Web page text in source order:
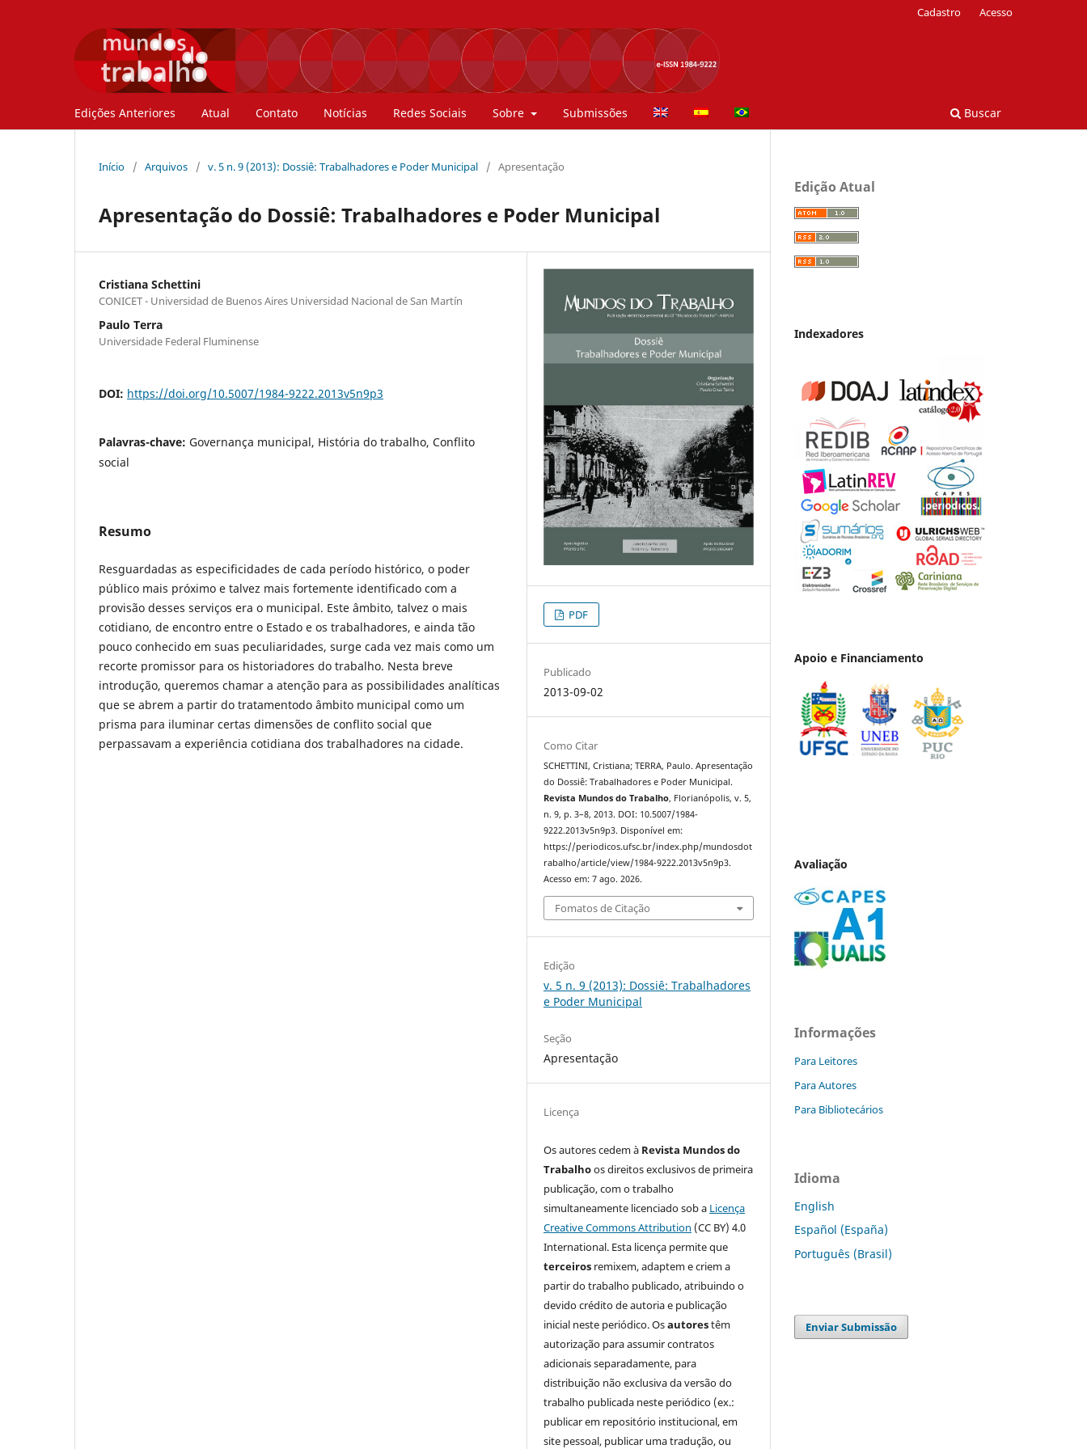
Edições Anteriores Atual Contato Notícias Redes Sociais Sobre Submissões Buscar
Cadastro Acesso
Início / Arquivos / v. 5 n. 9 (2013): Dossiê: Trabalhadores e Poder Municipal / Apresentação
Apresentação do Dossiê: Trabalhadores e Poder Municipal
Cristiana Schettini
CONICET - Universidad de Buenos Aires Universidad Nacional de San Martín
Paulo Terra
Universidade Federal Fluminense
DOI: https://doi.org/10.5007/1984-9222.2013v5n9p3
Palavras-chave: Governança municipal, História do trabalho, Conflito
social
Resumo
Resguardadas as especificidades de cada período histórico, o poder
público mais próximo e talvez mais fortemente identificado com a
provisão desses serviços era o municipal. Este âmbito, talvez o mais
cotidiano, de encontro entre o Estado e os trabalhadores, e ainda tão
pouco conhecido em suas peculiaridades, surge cada vez mais como um
recorte promissor para os historiadores do trabalho. Nesta breve
introdução, queremos chamar a atenção para as possibilidades analíticas
que se abrem a partir do tratamentodo âmbito municipal como um
prisma para iluminar certas dimensões de conflito social que
perpassavam a experiência cotidiana dos trabalhadores na cidade.
PDF
Publicado
2013-09-02
Como Citar
SCHETTINI, Cristiana; TERRA, Paulo. Apresentação
do Dossiê: Trabalhadores e Poder Municipal.
Revista Mundos do Trabalho, Florianópolis, v. 5,
n. 9, p. 3–8, 2013. DOI: 10.5007/1984-
9222.2013v5n9p3. Disponível em:
https://periodicos.ufsc.br/index.php/mundosdot
rabalho/article/view/1984-9222.2013v5n9p3.
Acesso em: 7 ago. 2026.
Fomatos de Citação
Edição
v. 5 n. 9 (2013): Dossiê: Trabalhadores
e Poder Municipal
Seção
Apresentação
Licença
Os autores cedem à Revista Mundos do
Trabalhoos direitos exclusivos de primeira
publicação, com o trabalho
simultaneamente licenciado sob a Licença
Creative Commons Attribution (CC BY) 4.0
International. Esta licença permite que
terceiros remixem, adaptem e criem a
partir do trabalho publicado, atribuindo o
devido crédito de autoria e publicação
inicial neste periódico. Osautorestêm
autorização para assumir contratos
adicionais separadamente, para
distribuição não exclusiva da versão do
trabalho publicada neste periódico (ex.:
publicar em repositório institucional, em
site pessoal, publicar uma tradução, ou
Edição Atual
Indexadores
Apoio e Financiamento
Avaliação
Informações
Para Leitores
Para Autores
Para Bibliotecários
Idioma
English
Español (España)
Português (Brasil)
Enviar Submissão